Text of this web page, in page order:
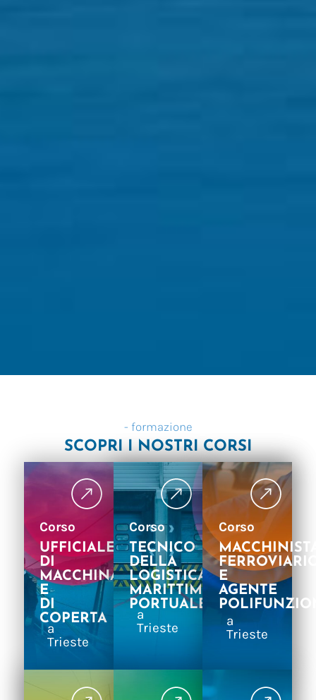
- formazione
SCOPRI I NOSTRI CORSI
Corso
UFFICIALE
DI
MACCHINA
E
DI
COPERTA
a
Trieste
Corso
TECNICO
DELLA
LOGISTICA
MARITTIMO-
PORTUALE
a
Trieste
Corso
E
AGENTE
a
Trieste